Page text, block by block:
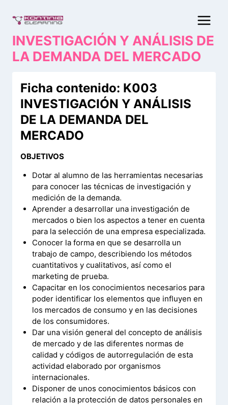
contenido
INVESTIGACIÓN Y ANÁLISIS DE
LA DEMANDA DEL MERCADO
Ficha contenido: K003
INVESTIGACIÓN Y ANÁLISIS
DE LA DEMANDA DEL
MERCADO
OBJETIVOS
Dotar al alumno de las herramientas necesarias
para conocer las técnicas de investigación y
medición de la demanda.
Aprender a desarrollar una investigación de
mercados o bien los aspectos a tener en cuenta
para la selección de una empresa especializada.
Conocer la forma en que se desarrolla un
trabajo de campo, describiendo los métodos
cuantitativos y cualitativos, así como el
marketing de prueba.
Capacitar en los conocimientos necesarios para
poder identificar los elementos que influyen en
los mercados de consumo y en las decisiones
de los consumidores.
Dar una visión general del concepto de análisis
de mercado y de las diferentes normas de
calidad y códigos de autorregulación de esta
actividad elaborado por organismos
internacionales.
Disponer de unos conocimientos básicos con
relación a la protección de datos personales en